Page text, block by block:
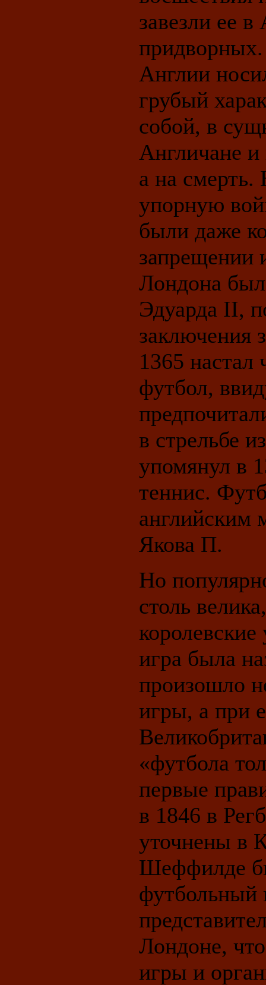
завезли ее
Англии
грубый
собой, в
Англичане
а на смерть.
упорную
были даже
запрещении
Лондона был
Эдуарда II,
заключения
1365 настал
футбол,
в стрельбе
упомянул в
теннис.
английским
Якова П.
Но
столь
игра была
произошло
игры, а при
«футбола
первые
в 1846 в
уточнены в
Шеффилде
футбольный
Лондоне,
игры и